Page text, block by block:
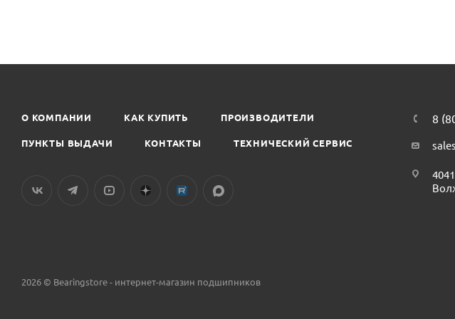
О КОМПАНИИ КАК КУПИТЬ ПРОИЗВОДИТЕЛИ
ПУНКТЫ ВЫДАЧИ КОНТАКТЫ ТЕХНИЧЕСКИЙ СЕРВИС
8
2026 © Bearingstore - интернет-магазин подшипников